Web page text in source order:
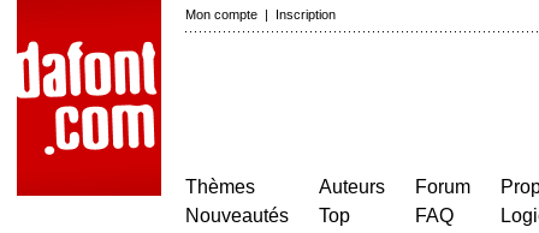
Mon compte | Inscription
Thèmes
Nouveautés
Auteurs
Top
Forum
FAQ